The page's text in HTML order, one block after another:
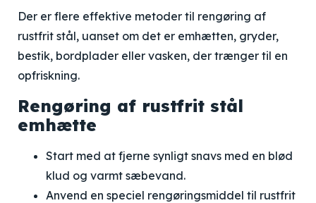
Der er flere effektive metoder til rengøring af
rustfrit stål, uanset om det er emhætten, gryder,
bestik, bordplader eller vasken, der trænger til en
opfriskning.
Rengøring af rustfrit stål
emhætte
Start med at fjerne synligt snavs med en blød
klud og varmt sæbevand.
Anvend en speciel rengøringsmiddel til rustfrit